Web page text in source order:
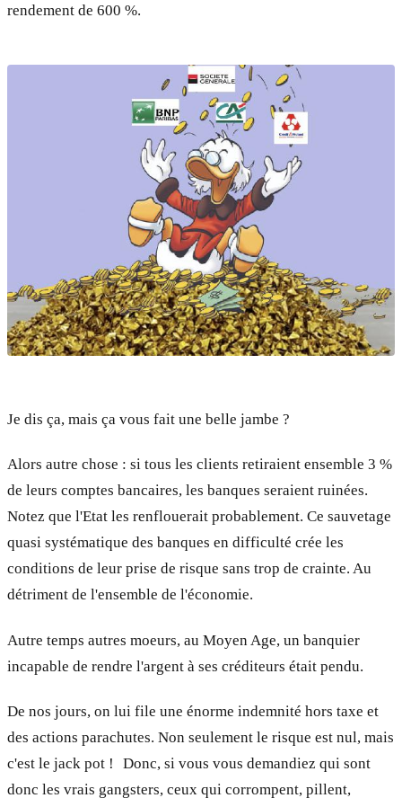
rendement de 600 %.
Je dis ça, mais ça vous fait une belle jambe ?
Alors autre chose : si tous les clients retiraient ensemble 3 %
de leurs comptes bancaires, les banques seraient ruinées.
Notez que l'Etat les renflouerait probablement. Ce sauvetage
quasi systématique des banques en difficulté crée les
conditions de leur prise de risque sans trop de crainte. Au
détriment de l'ensemble de l'économie.
Autre temps autres moeurs, au Moyen Age, un banquier
incapable de rendre l'argent à ses créditeurs était pendu.
De nos jours, on lui file une énorme indemnité hors taxe et
des actions parachutes. Non seulement le risque est nul, mais
c'est le jack pot ! Donc, si vous vous demandiez qui sont
donc les vrais gangsters, ceux qui corrompent, pillent,